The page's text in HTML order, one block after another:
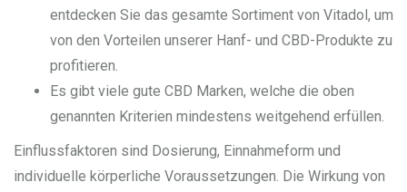
entdecken Sie das gesamte Sortiment von Vitadol, um
von den Vorteilen unserer Hanf- und CBD-Produkte zu
profitieren.
Es gibt viele gute CBD Marken, welche die oben
genannten Kriterien mindestens weitgehend erfüllen.
Einflussfaktoren sind Dosierung, Einnahmeform und
individuelle körperliche Voraussetzungen. Die Wirkung von